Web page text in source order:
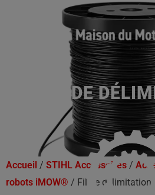
FIL DE
Accueil / STIHL Accessoires /
robots iMOW® / Fil de délimitation